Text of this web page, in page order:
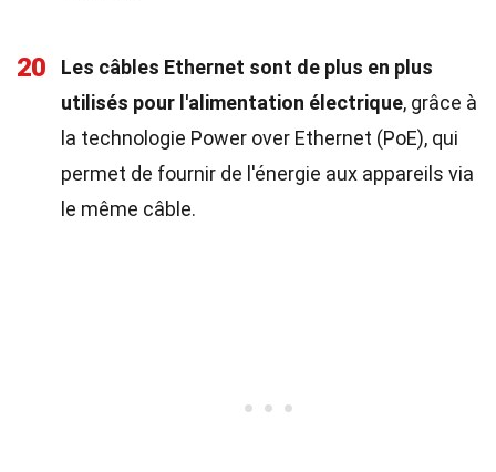
20
Les câbles Ethernet sont de plus en plus
utilisés pour l'alimentation électrique, grâce à
la technologie Power over Ethernet (PoE), qui
permet de fournir de l'énergie aux appareils via
le même câble.